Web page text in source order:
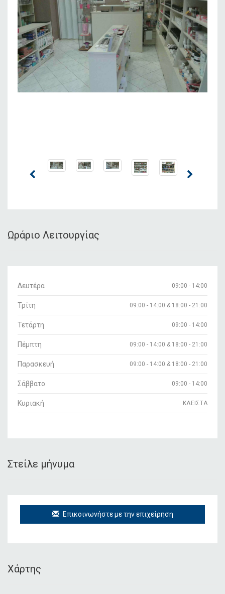
Ωράριο Λειτουργίας
Δευτέρα 09:00 - 14:00
Τρίτη 09:00 - 14:00 & 18:00 - 21:00
Τετάρτη 09:00 - 14:00
Πέμπτη 09:00 - 14:00 & 18:00 - 21:00
Παρασκευή 09:00 - 14:00 & 18:00 - 21:00
Σάββατο 09:00 - 14:00
Κυριακή ΚΛΕΙΣΤΑ
Στείλε μήνυμα
Επικοινωνήστε με την επιχείρηση
Χάρτης